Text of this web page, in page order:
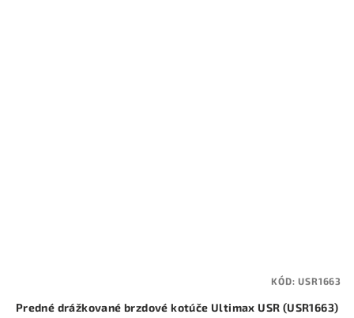
Predné drážkované brzdové kotúče Ultimax USR (USR1663)
KÓD:USR1663